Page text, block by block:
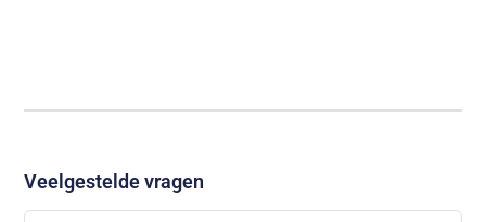
Veelgestelde vragen